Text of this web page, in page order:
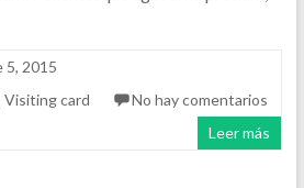
5, 2015
Visiting card
No hay comentarios
Leer más